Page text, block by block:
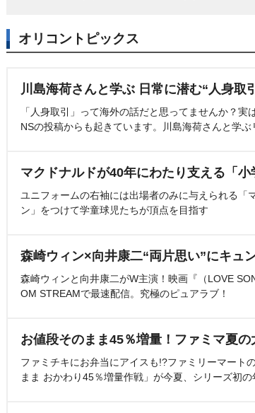
オリコントピックス
川島海荷さんと学ぶ 日常に潜む“人身取
「人身取引」って海外の話だと思ってませんか？実
NSの投稿からも起きています。川島海荷さんと学ぶ
マクドナルドが40年にわたり支える「小
ユニフォームの右袖には出場者のみに与えられる「
ン」をつけて学童球児たちが頂点を目指す
森崎ウィン×向井康二“両片思い”にキュ
森崎ウィンと向井康二がW主演！映画『（LOVE
OM STREAMで最速配信。究極のピュアラブ！
お値段そのまま45％増量！ファミマ夏の
ファミチキにお弁当にアイスも!?ファミリーマート
まま おかわり45％増量作戦」が今夏、シリーズ初の